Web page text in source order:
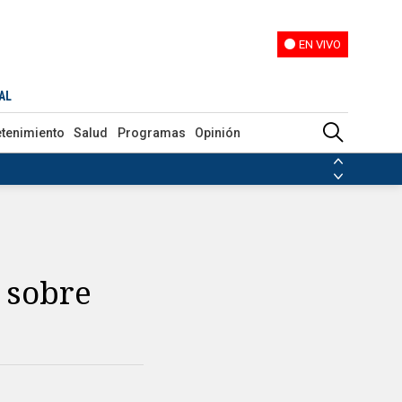
EN VIVO
Salud Programas Opinión